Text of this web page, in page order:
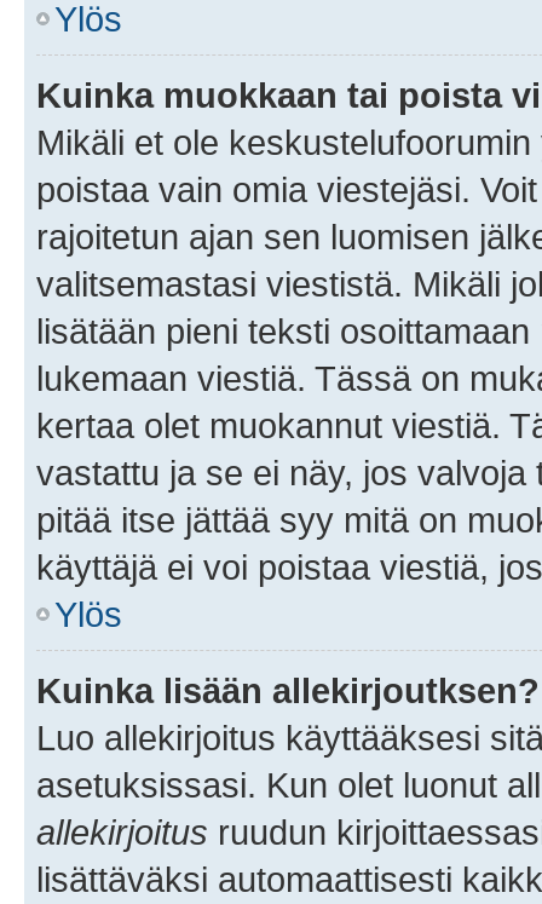
Ylös
Kuinka muokkaan tai poista
Mikäli et ole
poistaa vain omia viestejäsi.
rajoitetun ajan sen luomisen
valitsemastasi viestistä. Mikäli
lisätään pieni teksti
lukemaan viestiä. Tässä on
kertaa olet muokannut viestiä.
vastattu ja se ei näy, jos
pitää itse jättää syy mitä on
käyttäjä ei voi poistaa viestiä,
Ylös
Kuinka lisään allekirjoutksen?
Luo allekirjoitus käyttääksesi
asetuksissasi. Kun olet luonut
allekirjoitus ruudun
lisättäväksi automaattisesti